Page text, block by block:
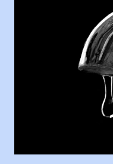
Nesrin’in Hikayesi’ne
havuzunun kenarında 7
duruyor. Havuzun
yüzücüleri. Erkekler
Sadece 4 kız çocuğu
kızından biri oluyor o
Adana Nesrin, 16
Türkiye 3.lüğü var. 17